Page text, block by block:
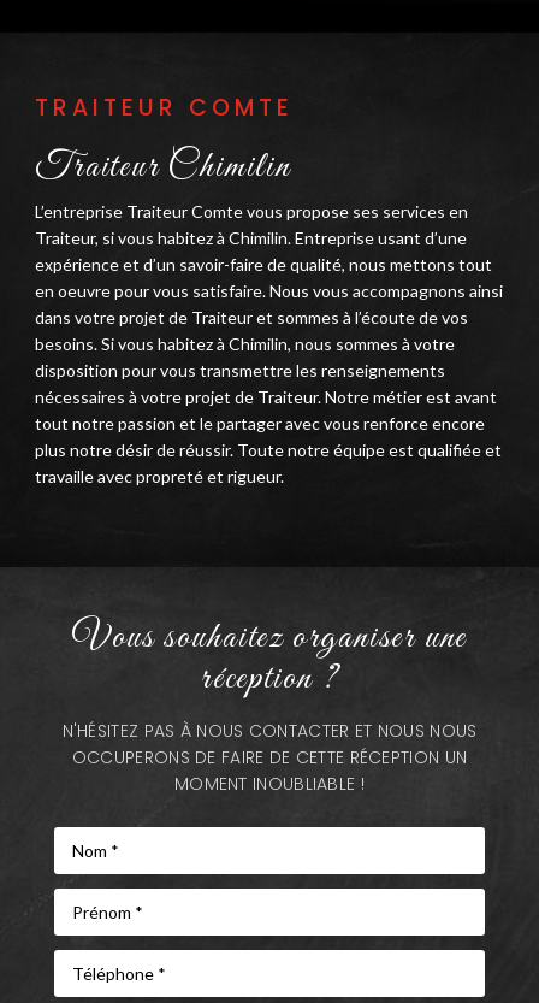
TRAITEUR COMTE
Traiteur Chimilin
L’entreprise Traiteur Comte vous propose ses services en
Traiteur, si vous habitez à Chimilin. Entreprise usant d’une
expérience et d’un savoir-faire de qualité, nous mettons tout
en oeuvre pour vous satisfaire. Nous vous accompagnons ainsi
dans votre projet de Traiteur et sommes à l’écoute de vos
besoins. Si vous habitez à Chimilin, nous sommes à votre
disposition pour vous transmettre les renseignements
nécessaires à votre projet de Traiteur. Notre métier est avant
tout notre passion et le partager avec vous renforce encore
plus notre désir de réussir. Toute notre équipe est qualifiée et
travaille avec propreté et rigueur.
Vous souhaitez organiser une
réception ?
N'HÉSITEZ PAS À NOUS CONTACTER ET NOUS NOUS
OCCUPERONS DE FAIRE DE CETTE RÉCEPTION UN
MOMENT INOUBLIABLE !